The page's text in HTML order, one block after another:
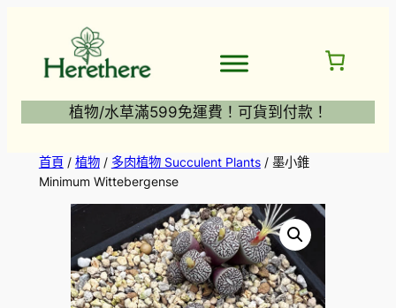
植物/水草滿599免運費！可貨到付款！
首頁/ 植物/ 多肉植物 Succulent Plants/ 墨小錐
Minimum Wittebergense